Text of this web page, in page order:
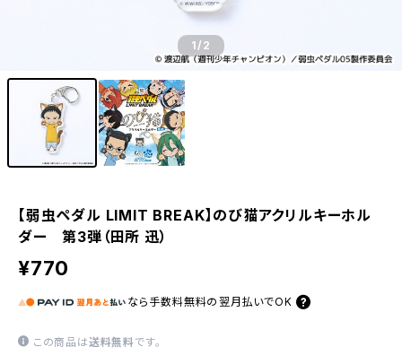
1/2
【弱虫ペダル LIMIT BREAK】のび猫アクリルキーホル
ダー 第3弾（田所 迅）
¥770
なら 手数料無料の 翌月払いでOK
この商品は送料無料です。